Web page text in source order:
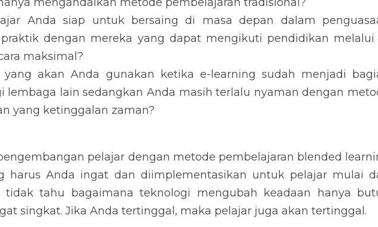
mengandalkan metode pembelajaran tradisional?
Anda siap untuk bersaing di masa depan dalam
praktik dengan mereka yang dapat mengikuti pendidikan melalui
maksimal?
yang akan Anda gunakan ketika e-learning sudah menjadi
lembaga lain sedangkan Anda masih terlalu nyaman dengan
yang ketinggalan zaman?
pelajar dengan metode pembelajaran blended
harus Anda ingat dan diimplementasikan untuk pelajar mulai
tidak tahu bagaimana teknologi mengubah keadaan hanya
singkat. Jika Anda tertinggal, maka pelajar juga akan tertinggal.